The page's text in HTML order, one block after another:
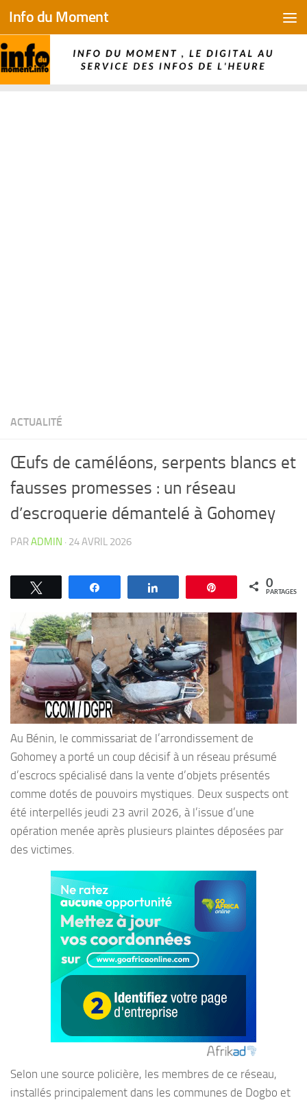
Skip to content
Info du Moment
ACTUALITÉ
Œufs de caméléons, serpents blancs et
fausses promesses : un réseau
d’escroquerie démantelé à Gohomey
PARADMIN · 24 AVRIL 2026
Épingle 0
PARTAGES
Au Bénin, le commissariat de l’arrondissement de
Gohomey a porté un coup décisif à un réseau présumé
d’escrocs spécialisé dans la vente d’objets présentés
comme dotés de pouvoirs mystiques. Deux suspects ont
été interpellés jeudi 23 avril 2026, à l’issue d’une
opération menée après plusieurs plaintes déposées par
des victimes.
Selon une source policière, les membres de ce réseau,
installés principalement dans les communes de Dogbo et